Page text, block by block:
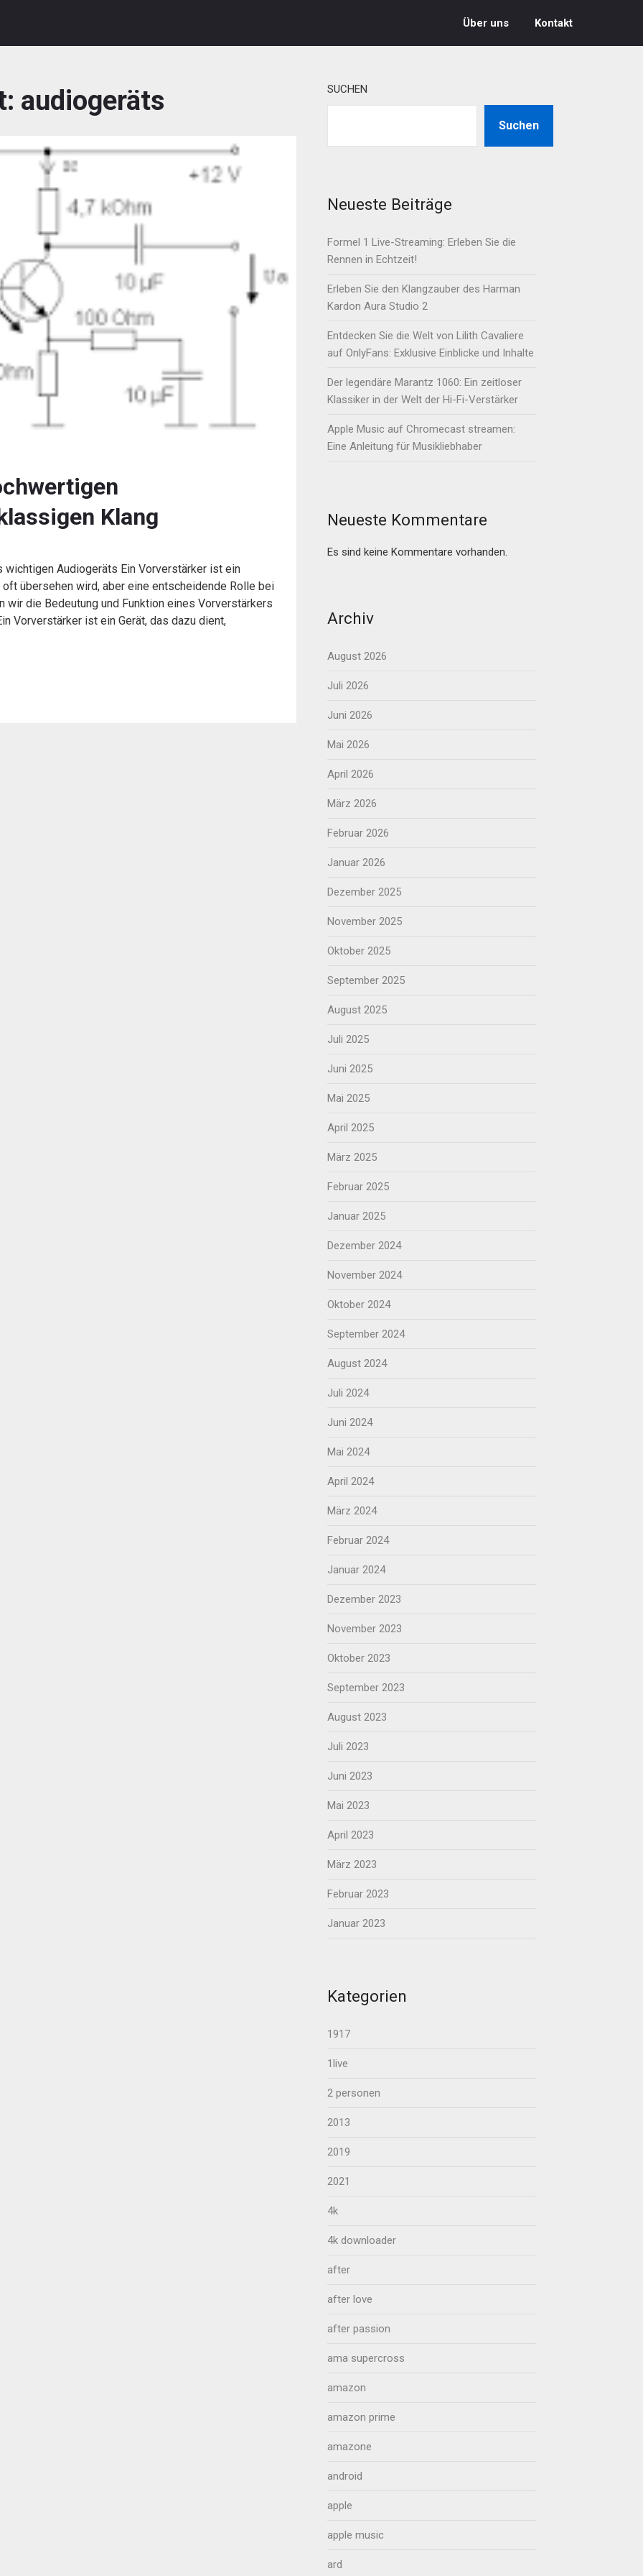
Über uns Kontakt
audiogeräts
Klang
wichtigen Audiogeräts Ein Vorverstärker ist ein
übersehen wird, aber eine entscheidende Rolle bei
die Bedeutung und Funktion eines Vorverstärkers
Vorverstärker ist ein Gerät, das dazu dient,
SUCHEN
Suchen
Neueste Beiträge
Formel 1 Live-Streaming: Erleben Sie die
Rennen in Echtzeit!
Erleben Sie den Klangzauber des Harman
Kardon Aura Studio 2
Entdecken Sie die Welt von Lilith Cavaliere
auf OnlyFans: Exklusive Einblicke und Inhalte
Der legendäre Marantz 1060: Ein zeitloser
Klassiker in der Welt der Hi-Fi-Verstärker
Apple Music auf Chromecast streamen:
Eine Anleitung für Musikliebhaber
Neueste Kommentare
Es sind keine Kommentare vorhanden.
Archiv
August 2026
Juli 2026
Juni 2026
Mai 2026
April 2026
März 2026
Februar 2026
Januar 2026
Dezember 2025
November 2025
Oktober 2025
September 2025
August 2025
Juli 2025
Juni 2025
Mai 2025
April 2025
März 2025
Februar 2025
Januar 2025
Dezember 2024
November 2024
Oktober 2024
September 2024
August 2024
Juli 2024
Juni 2024
Mai 2024
April 2024
März 2024
Februar 2024
Januar 2024
Dezember 2023
November 2023
Oktober 2023
September 2023
August 2023
Juli 2023
Juni 2023
Mai 2023
April 2023
März 2023
Februar 2023
Januar 2023
Kategorien
1917
1live
2 personen
2013
2019
2021
4k
4k downloader
after
after love
after passion
ama supercross
amazon
amazon prime
amazone
android
apple
apple music
ard